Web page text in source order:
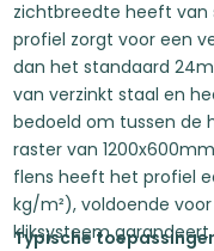
zichtbreedte heeft van
profiel zorgt voor een
dan het standaard
van verzinkt staal en
bedoeld om tussen de
raster van
flens heeft het profiel
kg/m²), voldoende
kliksysteem
Typische